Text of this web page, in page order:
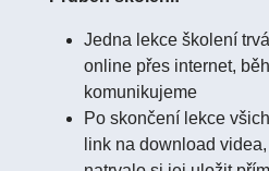
Jedna lekce školení
online přes internet,
komunikujeme
Po skončení lekce
link na download